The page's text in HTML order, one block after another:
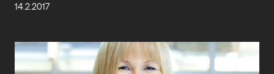
14.2.2017